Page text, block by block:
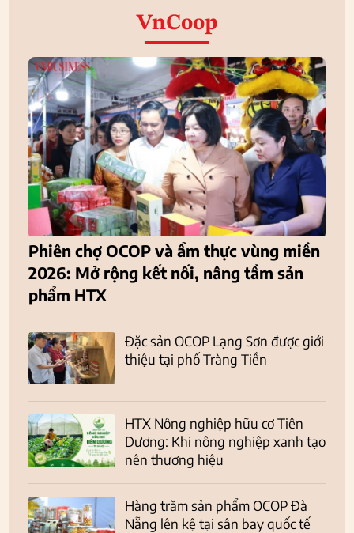
VnCoop
Phiên chợ OCOP và ẩm thực vùng miền
2026: Mở rộng kết nối, nâng tầm sản
phẩm HTX
Đặc sản OCOP Lạng Sơn được giới
thiệu tại phố Tràng Tiền
HTX Nông nghiệp hữu cơ Tiên
Dương: Khi nông nghiệp xanh tạo
nên thương hiệu
Hàng trăm sản phẩm OCOP Đà
Nẵng lên kệ tại sân bay quốc tế